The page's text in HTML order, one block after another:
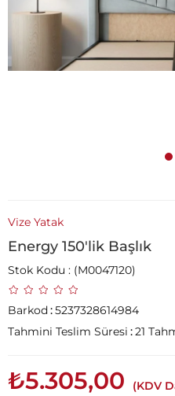
Vize Yatak
Energy 150'lik Başlık
Stok Kodu (M0047120)
Barkod:5237328614984
Tahmini Teslim Süresi :21
₺5.305,00 (KDV